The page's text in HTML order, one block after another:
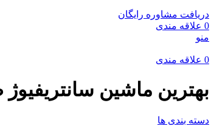
دریافت مشاوره رایگان
0 علاقه مندی
منو
0 علاقه مندی
بهترین ماشین
دسته بندی ها